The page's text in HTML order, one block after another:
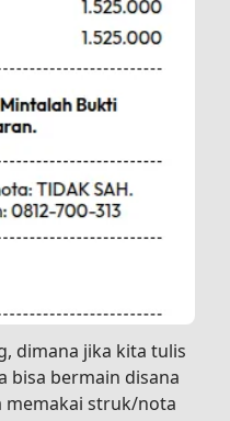
dimana jika kita tulis
bisa bermain disana
memakai struk/nota